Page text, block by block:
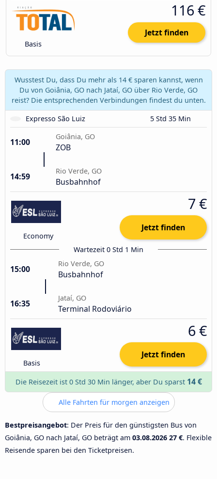
Basis
116 €
Jetzt finden
Wusstest Du, dass Du mehr als 14 € sparen kannst, wenn
Du von Goiânia, GO nach Jataí, GO über Rio Verde, GO
reist? Die entsprechenden Verbindungen findest du unten.
Expresso São Luiz
5 Std 35 Min
11:00
Goiânia, GO
ZOB
14:59
Rio Verde, GO
Busbahnhof
Economy
7 €
Jetzt finden
Wartezeit 0 Std 1 Min
15:00
Rio Verde, GO
Busbahnhof
16:35
Jataí, GO
Terminal Rodoviário
Basis
6 €
Jetzt finden
Die Reisezeit ist 0 Std 30 Min länger, aber Du sparst 14 €
Alle Fahrten für morgen anzeigen
Bestpreisangebot: Der Preis für den günstigsten Bus von
Goiânia, GO nach Jataí, GO beträgt am 03.08.2026 27 €. Flexible
Reisende sparen bei den Ticketpreisen.